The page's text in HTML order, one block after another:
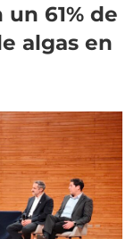
61% de
algas en